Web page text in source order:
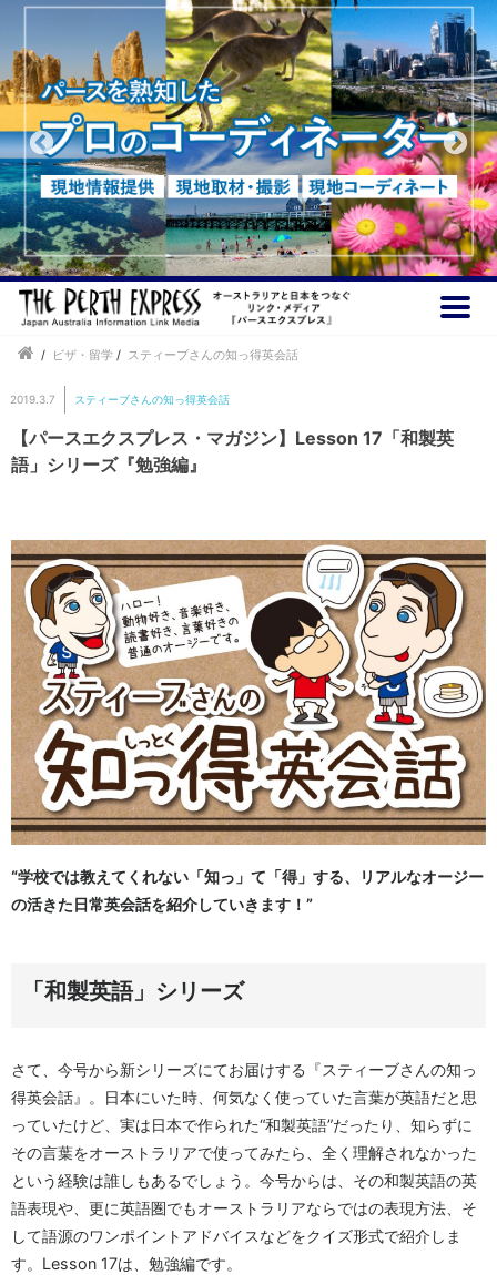
/ ビザ・留学 / スティーブさんの知っ得英会話
2019.3.7 スティーブさんの知っ得英会話
【パースエクスプレス・マガジン】Lesson 17「和製英
語」シリーズ『勉強編』
“学校では教えてくれない「知っ」て「得」する、リアルなオージー
の活きた日常英会話を紹介していきます！”
「和製英語」シリーズ
さて、今号から新シリーズにてお届けする『スティーブさんの知っ
得英会話』。日本にいた時、何気なく使っていた言葉が英語だと思
っていたけど、実は日本で作られた“和製英語”だったり、知らずに
その言葉をオーストラリアで使ってみたら、全く理解されなかった
という経験は誰しもあるでしょう。今号からは、その和製英語の英
語表現や、更に英語圏でもオーストラリアならではの表現方法、そ
して語源のワンポイントアドバイスなどをクイズ形式で紹介しま
す。Lesson 17は、勉強編です。